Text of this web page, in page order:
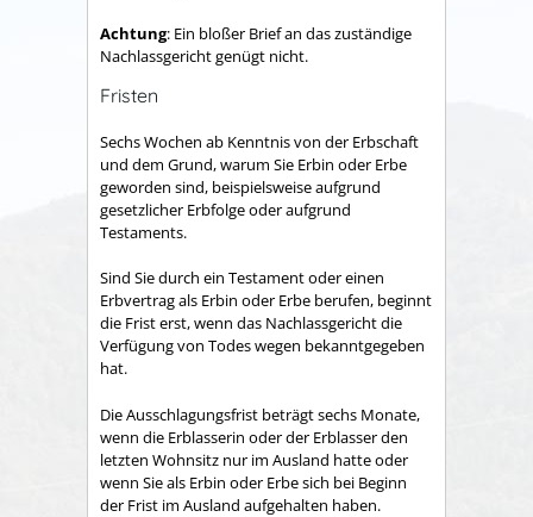
Achtung: Ein bloßer Brief an das zuständige
Nachlassgericht genügt nicht.
Fristen
Sechs Wochen ab Kenntnis von der Erbschaft
und dem Grund, warum Sie Erbin oder Erbe
geworden sind, beispielsweise aufgrund
gesetzlicher Erbfolge oder aufgrund
Testaments.
Sind Sie durch ein Testament oder einen
Erbvertrag als Erbin oder Erbe berufen, beginnt
die Frist erst, wenn das Nachlassgericht die
Verfügung von Todes wegen bekanntgegeben
hat.
Die Ausschlagungsfrist beträgt sechs Monate,
wenn die Erblasserin oder der Erblasser den
letzten Wohnsitz nur im Ausland hatte oder
wenn Sie als Erbin oder Erbe sich bei Beginn
der Frist im Ausland aufgehalten haben.